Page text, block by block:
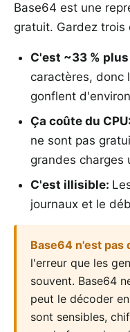
Base64 est une
gratuit. Gardez trois
C'est ~33 %
caractères, donc
gonflent
Ça coûte du CPU:
ne sont pas
grandes charges
C'est illisible:
journaux et le
Base64 n'est pas
l'erreur que les
souvent. Base64
peut le décoder
sont sensibles,